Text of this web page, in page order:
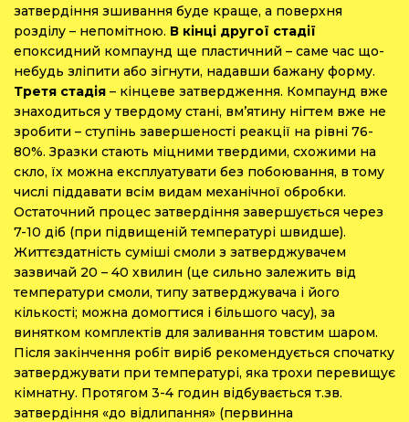
затвердіння зшивання буде краще, а поверхня
розділу – непомітною. В кінці другої стадії
епоксидний компаунд ще пластичний – саме час що-
небудь зліпити або зігнути, надавши бажану форму.
Третя стадія – кінцеве затвердження. Компаунд вже
знаходиться у твердому стані, вм’ятину нігтем вже не
зробити – ступінь завершеності реакції на рівні 76-
80%. Зразки стають міцними твердими, схожими на
скло, їх можна експлуатувати без побоювання, в тому
числі піддавати всім видам механічної обробки.
Остаточний процес затвердіння завершується через
7-10 діб (при підвищеній температурі швидше).
Життєздатність суміші смоли з затверджувачем
зазвичай 20 – 40 хвилин (це сильно залежить від
температури смоли, типу затверджувача і його
кількості; можна домогтися і більшого часу), за
винятком комплектів для заливання товстим шаром.
Після закінчення робіт виріб рекомендується спочатку
затверджувати при температурі, яка трохи перевищує
кімнатну. Протягом 3-4 годин відбувається т.зв.
затвердіння «до відлипання» (первинна